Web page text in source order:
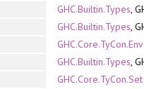
GHC.Builtin.Types,
GHC.Builtin.Types,
GHC.Core.TyCon.Env
GHC.Builtin.Types,
GHC.Core.TyCon.Set